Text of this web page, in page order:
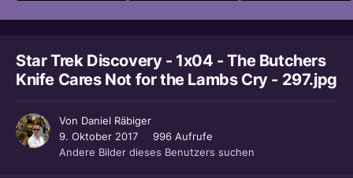
Star Trek Discovery - 1x04 - The Butchers
Knife Cares Not for the Lambs Cry - 297.jpg
Von Daniel Räbiger
9. Oktober 2017
996 Aufrufe
Andere Bilder dieses Benutzers suchen